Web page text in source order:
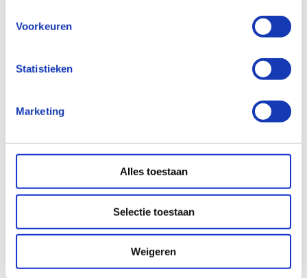
Voorkeuren
Statistieken
Marketing
Alles toestaan
Selectie toestaan
Weigeren
Branche specifiek